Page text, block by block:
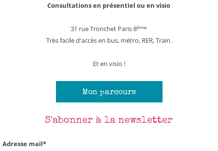
Consultations en présentiel ou en visio
31 rue Tronchet Paris 8ème
Très facile d'accès en bus, métro, RER, Train.
Et en visio !
Mon parcours
S'abonner à la newsletter
Adresse mail*